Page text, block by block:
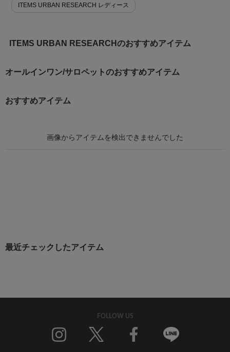
ITEMS URBAN RESEARCH レディース
ITEMS URBAN RESEARCHのおすすめアイテム
オールインワン/サロペットのおすすめアイテム
おすすめアイテム
最近チェックしたアイテム
FOLLOW US